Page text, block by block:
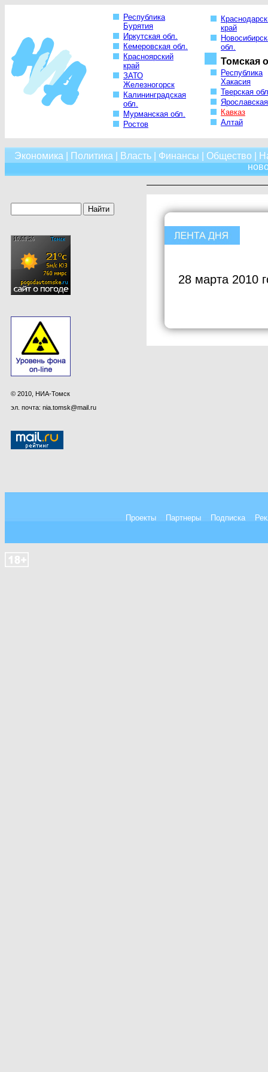
Республика
Бурятия
Иркутская обл.
Кемеровская обл.
Красноярский
край
ЗАТО
Железногорск
Калининградская
обл.
Мурманская обл.
Ростов
край
обл.
Томская
Республика
Хакасия
Тверская
Кавказ
Алтай
Экономика Политика Власть| Финансы Общество
© 2010, НИА-Томск
эл. почта: nia.tomsk@mail.ru
28 марта 2010
Проекты Партнеры Подписка